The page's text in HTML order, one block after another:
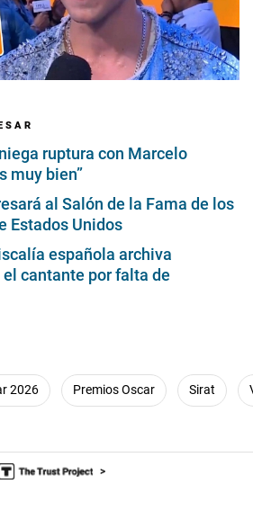
ruptura con Marcelo
muy bien”
al Salón de la Fama de los
Estados Unidos
española archiva
cantante por falta de
2026 Premios Oscar Sirat